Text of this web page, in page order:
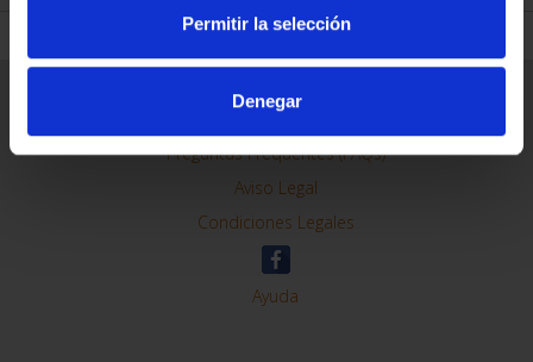
Permitir la selección
Denegar
Información General
Contacto
Preguntas Frequentes (FAQs)
Aviso Legal
Condiciones Legales
Ayuda